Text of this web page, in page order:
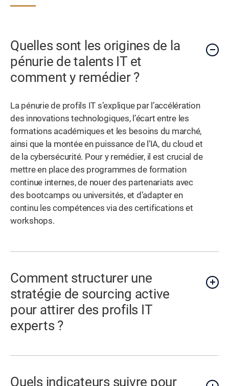
Quelles sont les origines de la
pénurie de talents IT et
comment y remédier ?
La pénurie de profils IT s’explique par l’accélération
des innovations technologiques, l’écart entre les
formations académiques et les besoins du marché,
ainsi que la montée en puissance de l’IA, du cloud et
de la cybersécurité. Pour y remédier, il est crucial de
mettre en place des programmes de formation
continue internes, de nouer des partenariats avec
des bootcamps ou universités, et d’adapter en
continu les compétences via des certifications et
workshops.
Comment structurer une
stratégie de sourcing active
pour attirer des profils IT
experts ?
Quels indicateurs suivre pour